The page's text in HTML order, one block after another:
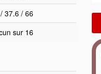
37.6 / 66
sur 16